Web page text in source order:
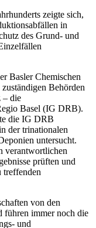
zeigte sich,
in
des Grund- und
Basler Chemischen
Behörden
– die
Basel (IG DRB).
die IG DRB
der trinationalen
untersucht.
verantwortlichen
prüften und
treffenden
von den
führen immer noch die
und